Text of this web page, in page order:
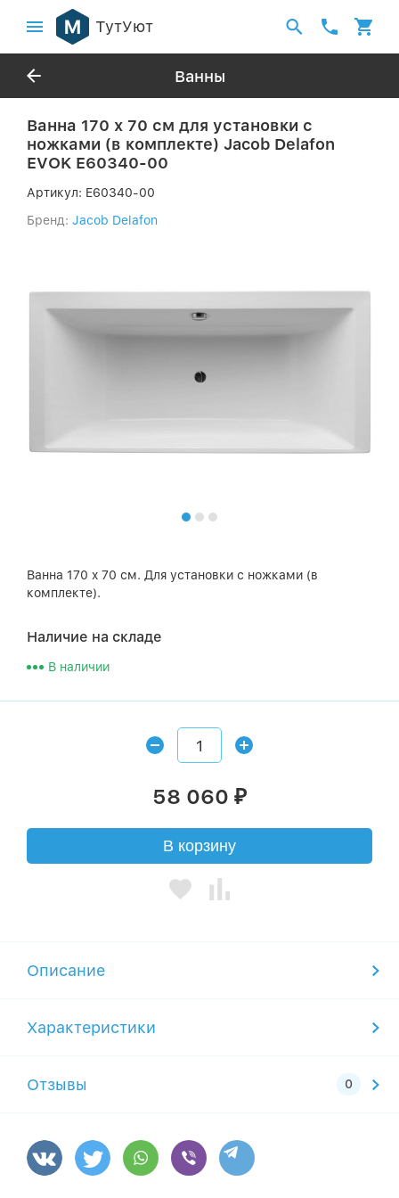
ТутУют
Ванны
Ванна 170 х 70 см для установки с
ножками (в комплекте) Jacob Delafon
EVOK E60340-00
Артикул: E60340-00
Бренд: Jacob Delafon
Ванна 170 x 70 см. Для установки с ножками (в
комплекте).
Наличие на складе
В наличии
58 060 ₽
В корзину
Описание
Характеристики
Отзывы